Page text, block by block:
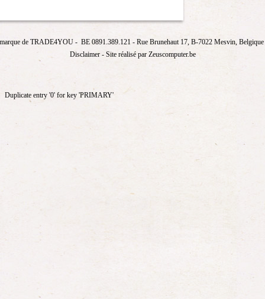
de TRADE4YOU- BE 0891.389.121 - Rue Brunehaut 17, B-7022 Mesvin,
Disclaimer- Site réalisé par Zeuscomputer.be
Duplicate entry '0' for key 'PRIMARY'